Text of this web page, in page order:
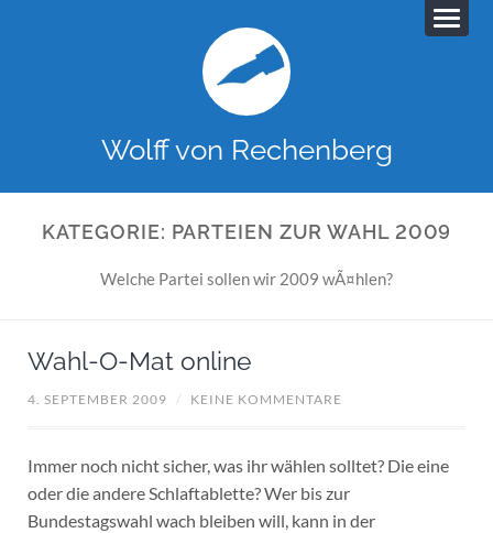
Wolff von Rechenberg
KATEGORIE: PARTEIEN ZUR WAHL 2009
Welche Partei sollen wir 2009 wÃ¤hlen?
Wahl-O-Mat online
4. SEPTEMBER 2009 / KEINE KOMMENTARE
Immer noch nicht sicher, was ihr wählen solltet? Die eine
oder die andere Schlaftablette? Wer bis zur
Bundestagswahl wach bleiben will, kann in der